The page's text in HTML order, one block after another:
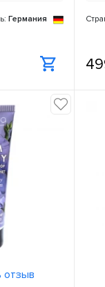
Германия
отзыв